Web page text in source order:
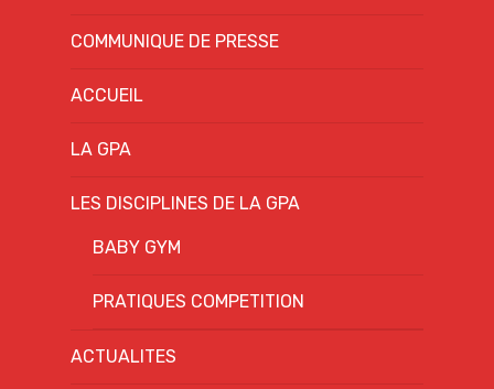
COMMUNIQUE DE PRESSE
ACCUEIL
LA GPA
LES DISCIPLINES DE LA GPA
BABY GYM
PRATIQUES COMPETITION
ACTUALITES